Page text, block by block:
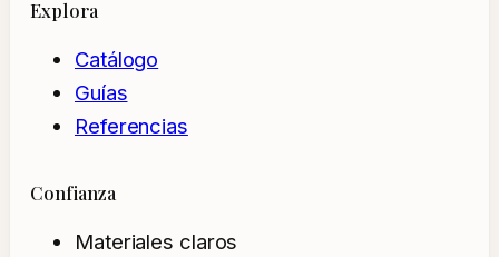
Explora
Catálogo
Guías
Referencias
Confianza
Materiales claros